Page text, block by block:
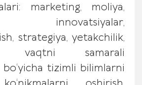
marketing, moliya,
innovatsiyalar,
strategiya, yetakchilik,
vaqtni samarali
tizimli bilimlarni